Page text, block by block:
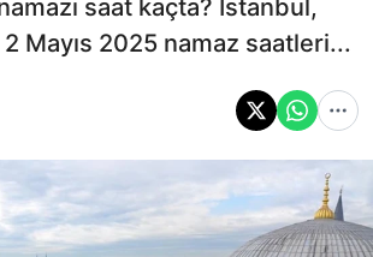
saat kaçta? İstanbul,
Mayıs 2025 namaz saatleri...